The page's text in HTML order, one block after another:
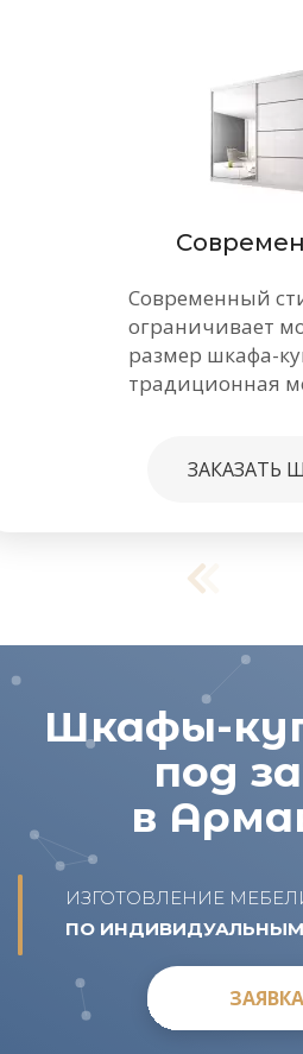
Современный
ограничивает
размер шкафа-
традиционная
ЗАКАЗАТЬ
Шкафы-
под
в
ИЗГОТОВЛЕНИЕ
ПО
ЗАЯВКА
ЗАЯВКА